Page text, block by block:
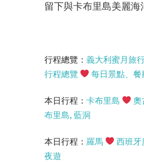
留下與卡布里島美麗海
行程總覽： 義大利蜜月旅
行程總覽
每日景點、
本日行程： 卡布里島 奧
布里島, 藍洞
本日行程： 羅馬 西班牙
夜遊